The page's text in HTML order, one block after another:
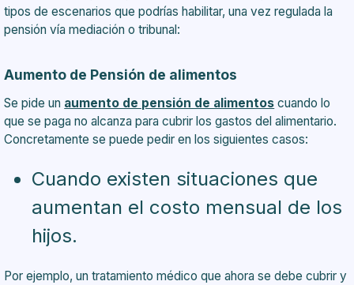
tipos de escenarios que podrías habilitar, una vez regulada la
pensión vía mediación o tribunal:
Aumento de Pensión de alimentos
Se pide un aumento de pensión de alimentos cuando lo
que se paga no alcanza para cubrir los gastos del alimentario.
Concretamente se puede pedir en los siguientes casos:
Cuando existen situaciones que
aumentan el costo mensual de los
hijos.
Por ejemplo, un tratamiento médico que ahora se debe cubrir y